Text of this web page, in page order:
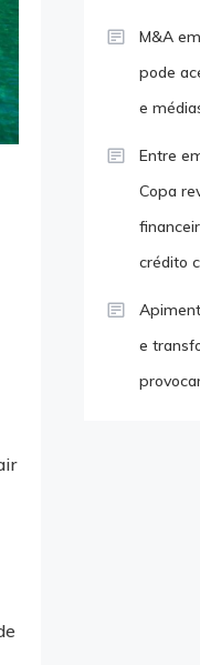
M&A
pode
e
Entre
Copa
crédito
e